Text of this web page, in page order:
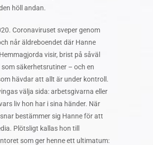
höll andan.
Coronaviruset sveper genom
når äldreboendet där Hanne
visir, brist på såväl
som säkerhetsrutiner – och en
hävdar att allt är under kontroll.
välja sida: arbetsgivarna eller
liv hon har i sina händer. När
bestämmer sig Hanne för att
Plötsligt kallas hon till
som ger henne ett ultimatum: